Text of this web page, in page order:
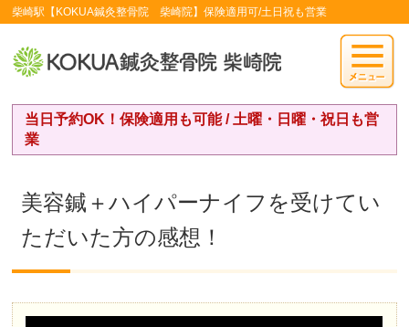
柴崎駅【KOKUA鍼灸整骨院 柴崎院】保険適用可/土日祝も営業
当日予約OK！保険適用も可能 / 土曜・日曜・祝日も営
業
美容鍼＋ハイパーナイフを受けてい
ただいた方の感想！